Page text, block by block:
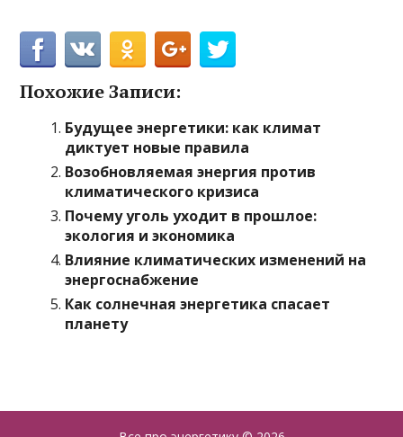
Похожие Записи:
Будущее энергетики: как климат
диктует новые правила
Возобновляемая энергия против
климатического кризиса
Почему уголь уходит в прошлое:
экология и экономика
Влияние климатических изменений на
энергоснабжение
Как солнечная энергетика спасает
планету